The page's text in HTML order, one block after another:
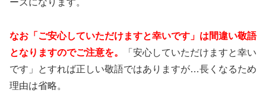
ーズになります。
なお「ご安心していただけますと幸いです」は間違い敬語
となりますのでご注意を。
「安心していただけますと幸い
です」とすれば正しい敬語ではありますが…長くなるため
理由は省略。